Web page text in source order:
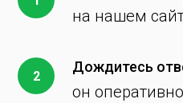
на нашем
Дождитесь
он